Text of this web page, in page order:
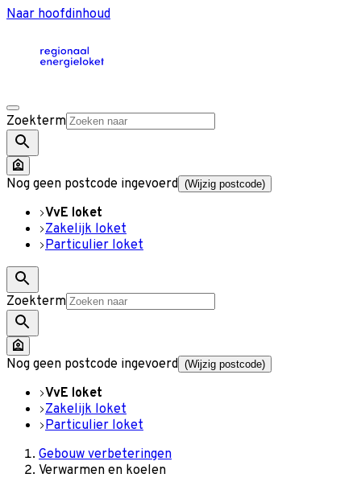
Naar hoofdinhoud
Zoekterm
Nog geen postcode ingevoerd (Wijzig postcode)
VvE loket
Zakelijk loket
Particulier loket
Zoekterm
Nog geen postcode ingevoerd (Wijzig postcode)
VvE loket
Zakelijk loket
Particulier loket
Gebouw verbeteringen
Verwarmen en koelen